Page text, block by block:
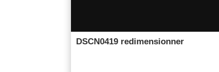
DSCN0419 redimensionner